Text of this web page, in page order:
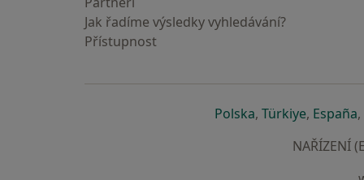
Jak řadíme výsledky vyhledávání?
Přístupnost
Polskase otevře v nové
, Türkiyese
, España,
NAŘÍZENÍ